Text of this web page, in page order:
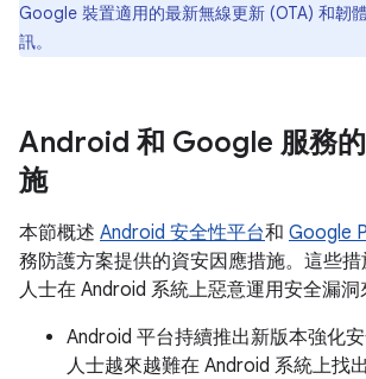
Google 裝置適用的最新無線更新 (OTA) 和韌
訊。
Android 和 Google 服務
施
本節概述 Android 安全性平台和 Google
務防護方案提供的資安因應措施。這些
人士在 Android 系統上惡意運用安全漏洞
Android 平台持續推出新版本強化
人士越來越難在 Android 系統上找